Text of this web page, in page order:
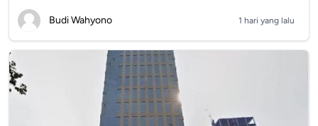
Budi Wahyono 1 hari yang lalu